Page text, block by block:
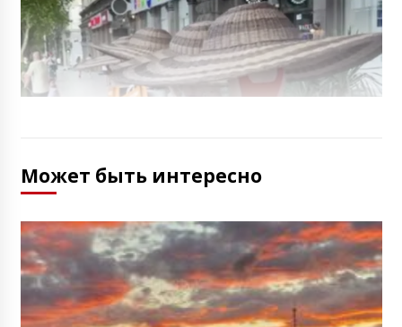
Может быть интересно